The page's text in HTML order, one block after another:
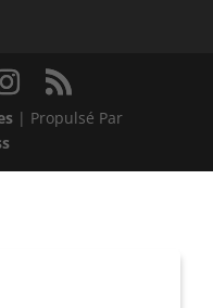
| Propulsé Par